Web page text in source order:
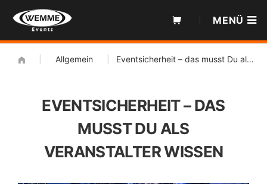
Inhalt
MENÜ
Allgemein Eventsicherheit – das musst Du als Veranstalter wissen
EVENTSICHERHEIT – DAS
MUSST DU ALS
VERANSTALTER WISSEN